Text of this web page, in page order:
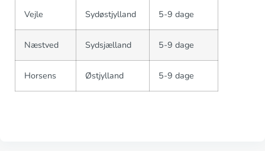
Vejle Sydøstjylland 5-9 dage
Næstved Sydsjælland 5-9 dage
Horsens Østjylland 5-9 dage